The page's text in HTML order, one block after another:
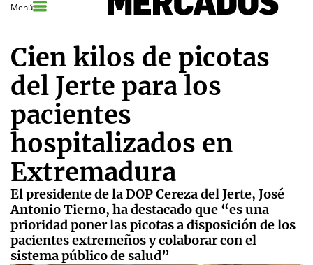
Menú
Cien kilos de picotas
del Jerte para los
pacientes
hospitalizados en
Extremadura
El presidente de la DOP Cereza del Jerte, José
Antonio Tierno, ha destacado que “es una
prioridad poner las picotas a disposición de los
pacientes extremeños y colaborar con el
sistema público de salud”